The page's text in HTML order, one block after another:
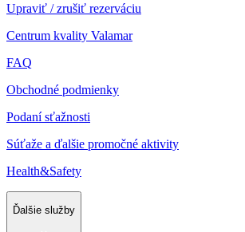
Upraviť / zrušiť rezerváciu
Centrum kvality Valamar
FAQ
Obchodné podmienky
Podaní sťažnosti
Súťaže a ďalšie promočné aktivity
Health&Safety
Ďalšie služby